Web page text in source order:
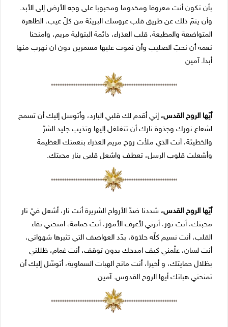
بأن تكون أنت معروفا ومخدوما ومحبوبا على وجه الأرض إلى الأبد.
وأن یتمّ ذلك عن طریق قلب عروسك البریئة من كلّ عیب، الطاھرة
المتواضعة والمطیعة، قلب العذراء، دائمة البتولیة مریم، وامنحنا
نعمة أن نحبّ الصلیب وأن نموت علیھا مسمرین دون ان نھرب منھا
أبدا. آمین
أیّھا الروح القدس، إني أقدم لك قلبي البارد، وأتوسل إلیك أن تسمح
لشعاع نورك وجذوة نارك أن تتغلغل إلیھا وتذیب جلید الشرّ
والخطیئة، أنت الذي ملأت روح مریم العذراء بنعمتك العظیمة
وأشعلت قلوب الرسل، تعطف واشعل قلبي بنار محبتك.
أیّھا الروح القدس، شددنا ضدّ الأرواح الشریرة أنت نار، أشعل فيّ نار
محبتك، أنت نور، أنرني لأعرف الأمور، أنت حمامة، امنحني نقاء
القلب، أنت نسیم كلّه حلاوة، بدّد العواصف التي تثیرھا شھواتي،
أنت لسان، علّمني كیف امدحك بدون توقف، أنت غمام، ظللني
بظلال حمایتك، و أخیرا، أنت مانح الھبات السماویة، أتوسّل إلیك أن
تمنحني ھباتك أیھا الروح القدوس. آمین